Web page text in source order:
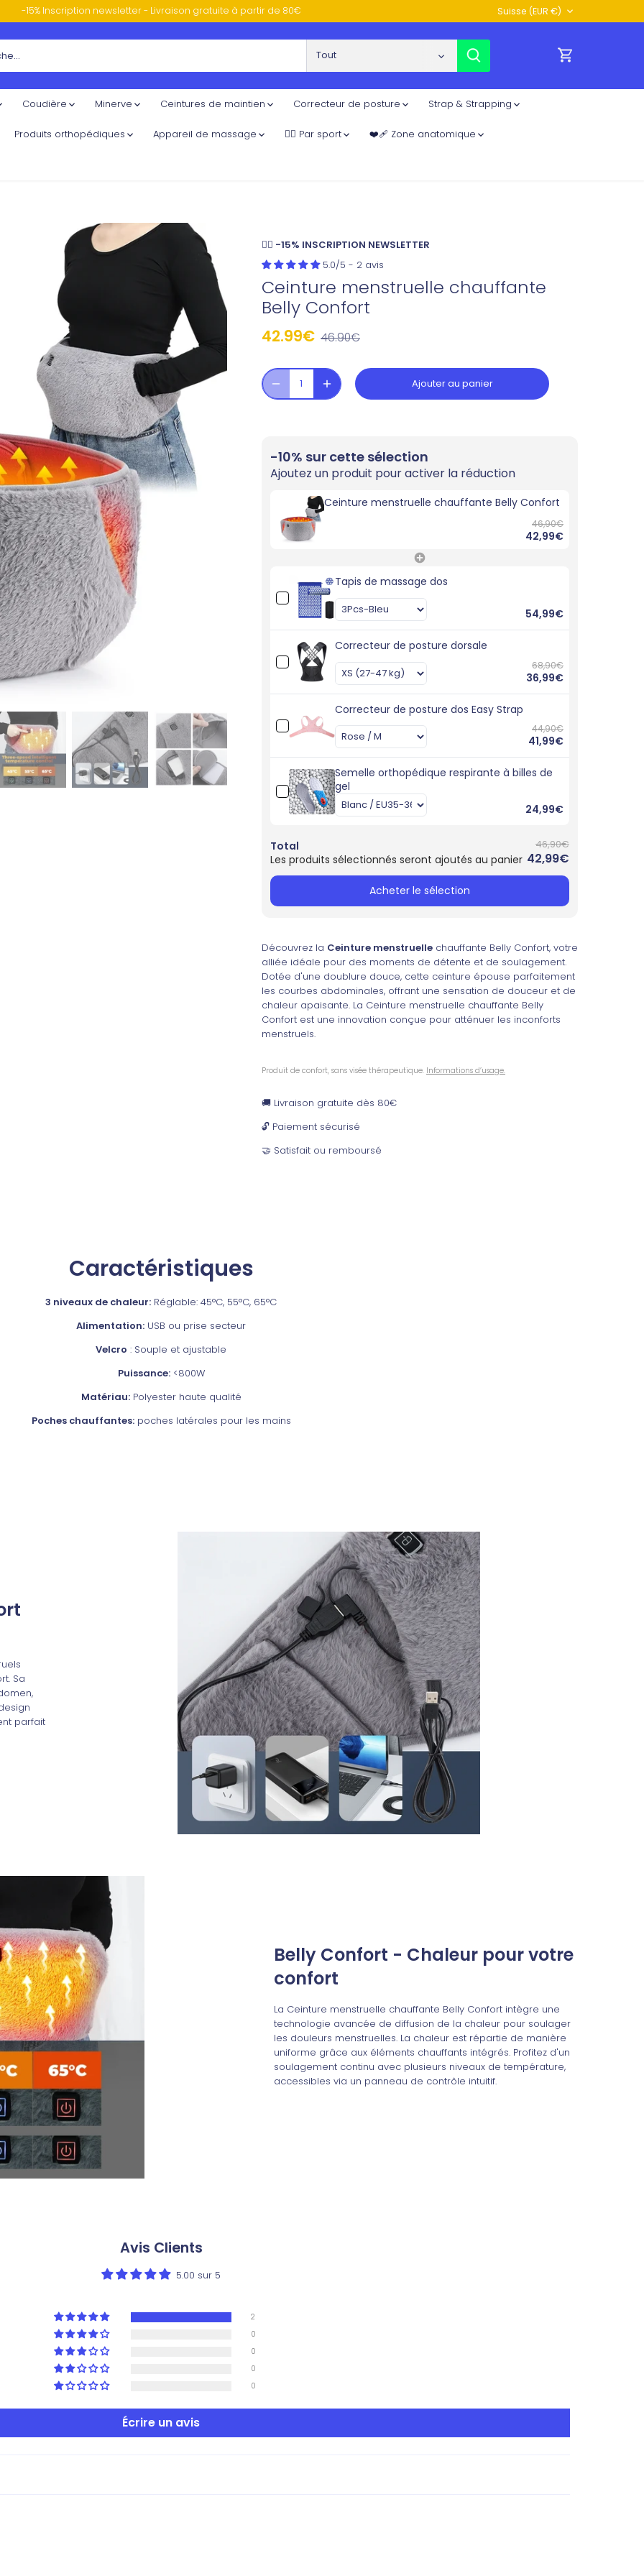
-15% Inscription newsletter - Livraison gratuite à partir de 80€ Devise
Suisse (EUR €)
Tout
Coudière Minerve Ceintures de maintien Correcteur de posture Strap & Strapping
Produits orthopédiques Appareil de massage 🏃‍♀️ Par sport ❤️‍🩹 Zone anatomique
👉🏼 -15% INSCRIPTION NEWSLETTER
5.0/5 - 2 avis
Ceinture menstruelle chauffante
Belly Confort
42.99€ 46.90€
Ajouter au panier
-10% sur cette sélection
Ajoutez un produit pour activer la réduction
Ceinture menstruelle chauffante Belly Confort
46,90€
42,99€
Tapis de massage dos
54,99€
Correcteur de posture dorsale
68,90€
36,99€
Correcteur de posture dos Easy Strap
44,90€
41,99€
Semelle orthopédique respirante à billes de
gel
24,99€
Total
Les produits sélectionnés seront ajoutés au panier
46,90€
42,99€
Acheter le sélection
Découvrez la Ceinture menstruelle chauffante Belly Confort, votre
alliée idéale pour des moments de détente et de soulagement.
Dotée d'une doublure douce, cette ceinture épouse parfaitement
les courbes abdominales, offrant une sensation de douceur et de
chaleur apaisante. La Ceinture menstruelle chauffante Belly
Confort est une innovation conçue pour atténuer les inconforts
menstruels.
Produit de confort, sans visée thérapeutique. Informations d’usage.
🚚 Livraison gratuite dès 80€
🔓 Paiement sécurisé
🤝 Satisfait ou remboursé
Caractéristiques
3 niveaux de chaleur: Réglable: 45°C, 55°C, 65°C
Alimentation: USB ou prise secteur
Velcro : Souple et ajustable
Puissance:<800W
Matériau:Polyester haute qualité
Poches chauffantes:poches latérales pour les mains
Sa
parfait
Belly Confort - Chaleur pour votre
confort
La Ceinture menstruelle chauffante Belly Confort intègre une
technologie avancée de diffusion de la chaleur pour soulager
les douleurs menstruelles. La chaleur est répartie de manière
uniforme grâce aux éléments chauffants intégrés. Profitez d'un
soulagement continu avec plusieurs niveaux de température,
accessibles via un panneau de contrôle intuitif.
Avis Clients
5.00 sur 5
2
0
0
0
0
Écrire un avis